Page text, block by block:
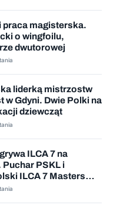
praca magisterska.
o wingfoilu,
dwutorowej
liderką mistrzostw
w Gdyni. Dwie Polki na
dziewcząt
ILCA 7 na
PSKL i
ILCA 7 Masters